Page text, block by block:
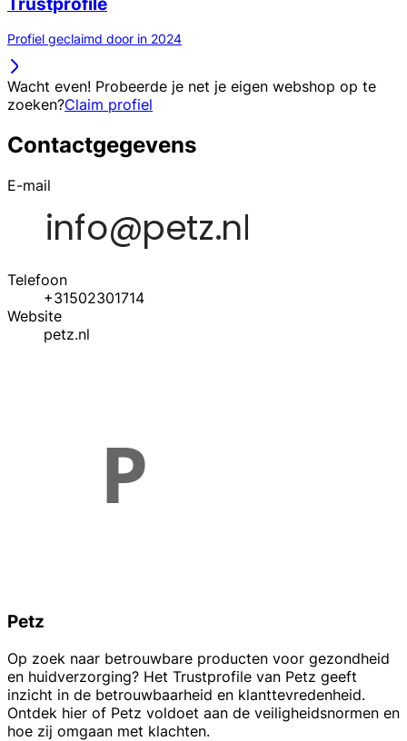
Profiel geclaimd door in 2024
Wacht even! Probeerde je net je eigen webshop op te
zoeken?Claim profiel
Contactgegevens
E-mail
Telefoon
+31502301714
Website
petz.nl
Petz
Op zoek naar betrouwbare producten voor gezondheid
en huidverzorging? Het Trustprofile van Petz geeft
inzicht in de betrouwbaarheid en klanttevredenheid.
Ontdek hier of Petz voldoet aan de veiligheidsnormen en
hoe zij omgaan met klachten.